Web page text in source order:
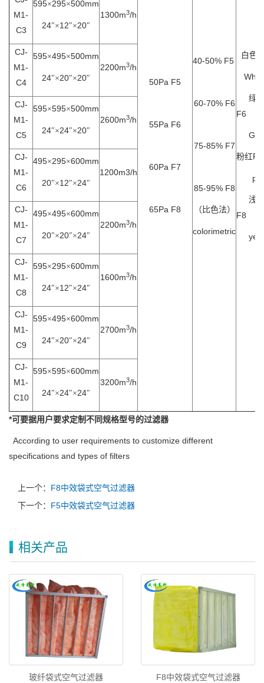
50Pa F5
55Pa F6
60Pa F7
65Pa F8
40-50% F5
60-70% F6
75-85% F7
85-95% F8
（比色法）
colorimetric
白色
绿
F6
粉红F7
浅
F8
M1-
C3
595×295×500mm
24″×12″×20″
1300m3/h
CJ-
M1-
C4
595×495×500mm
24″×20″×20″
2200m3/h
CJ-
M1-
C5
595×595×500mm
24″×24″×20″
2600m3/h
CJ-
M1-
C6
495×295×600mm
20″×12″×24″
1200m3/h
CJ-
M1-
C7
495×495×600mm
20″×20″×24″
2200m3/h
CJ-
M1-
C8
595×295×600mm
24″×12″×24″
1600m3/h
CJ-
M1-
C9
595×495×600mm
24″×20″×24″
2700m3/h
CJ-
M1-
C10
595×595×600mm
24″×24″×24″
3200m3/h
*可要据用户要求定制不同规格型号的过滤器
According to user requirements to customize different
specifications and types of filters
上一个： F8中效袋式空气过滤器
下一个： F5中效袋式空气过滤器
相关产品
玻纤袋式空气过滤器 F8中效袋式空气过滤器